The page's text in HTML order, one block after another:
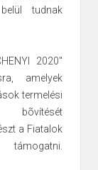
tudnak
2020"
amelyek
termelési
a Fiatalok